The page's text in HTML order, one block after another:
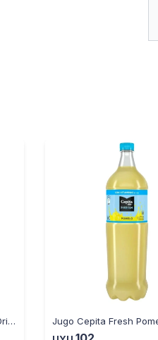
E]nergizante Red Bull Energy Drink 250ML Jugo Cepita Fresh